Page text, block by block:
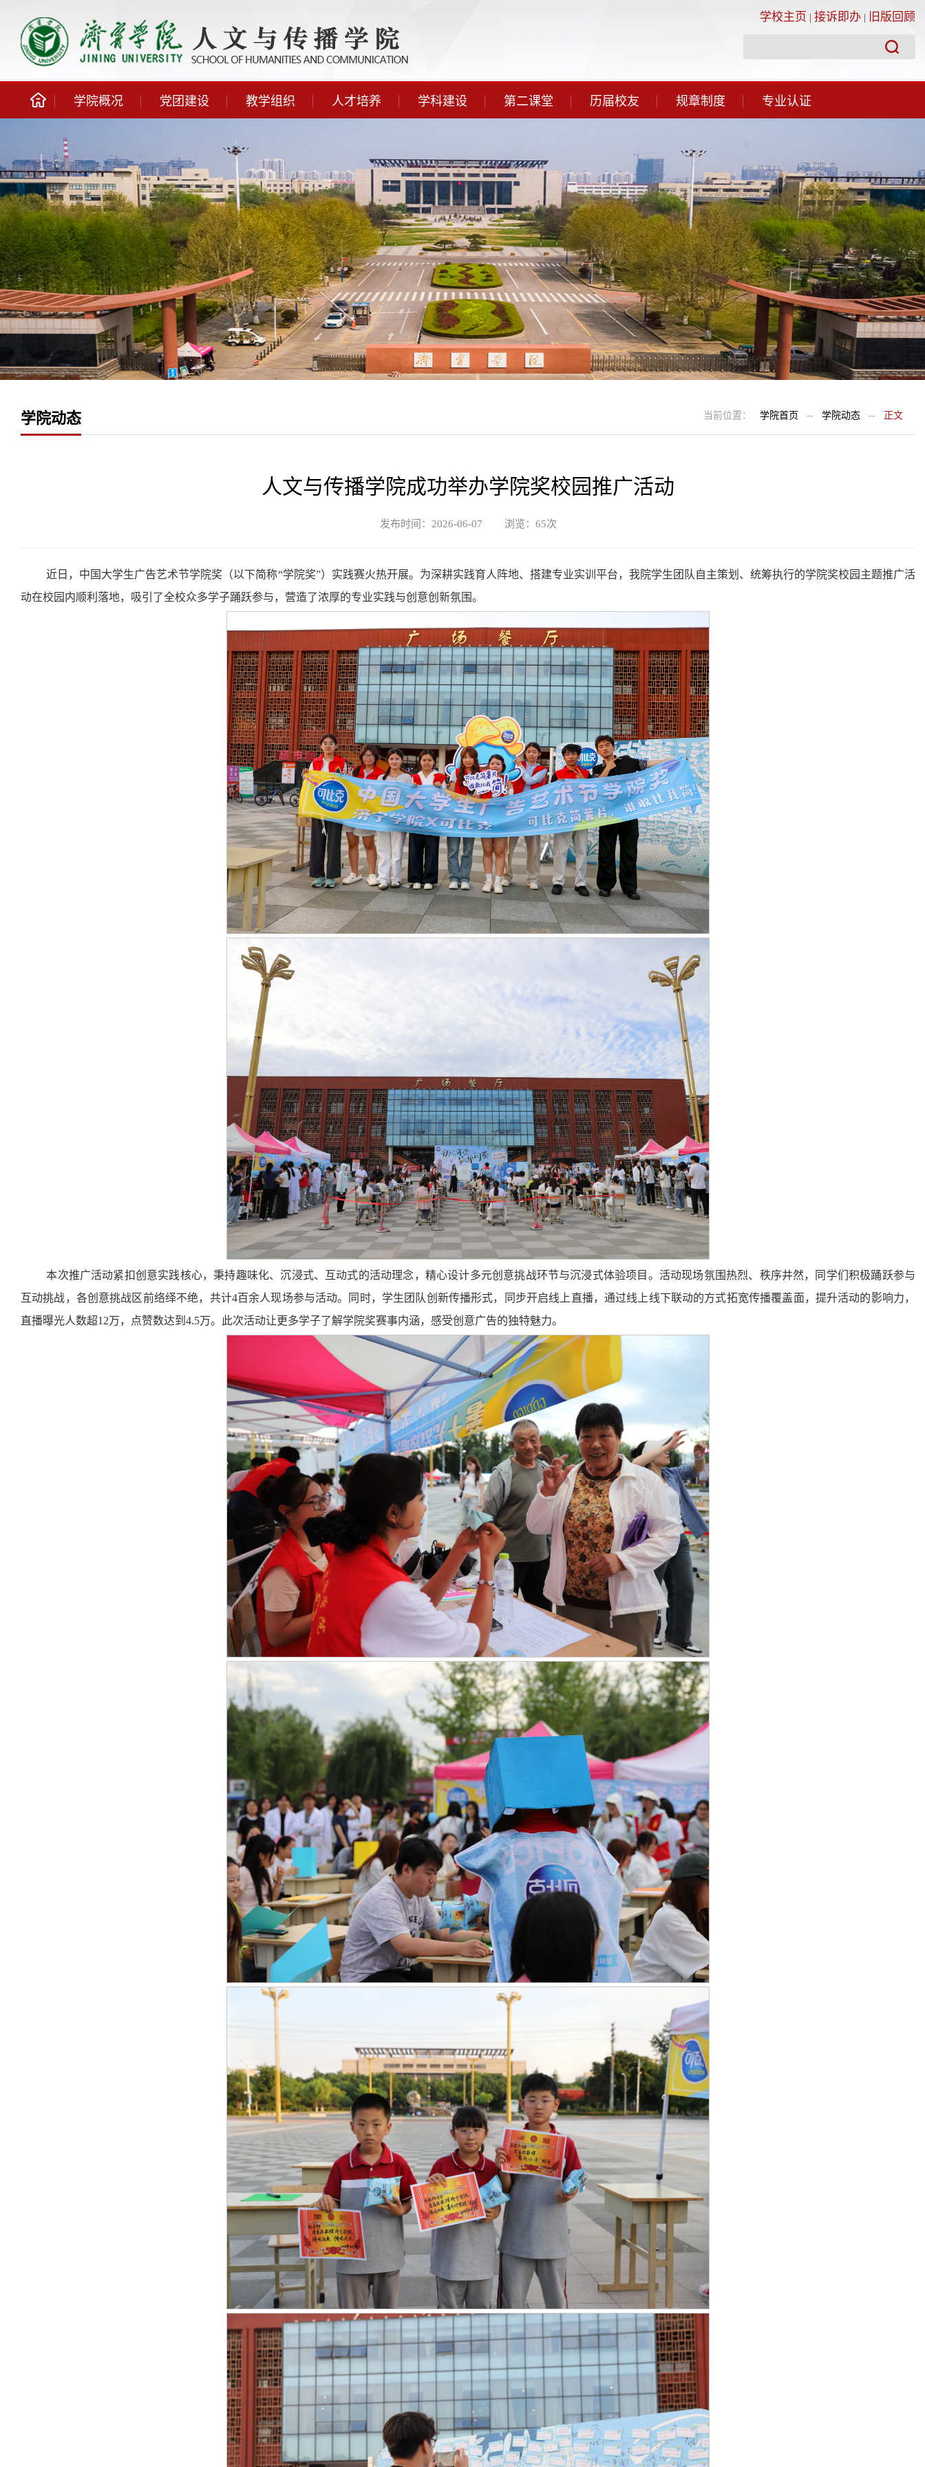
学校主页 接诉即办 旧版回顾
学院概况 党团建设 教学组织 人才培养 学科建设 第二课堂 历届校友 规章制度 专业认证
学院动态 当前位置： 学院首页 -- 学院动态 -- 正文
人文与传播学院成功举办学院奖校园推广活动
发布时间：2026-06-07 浏览： 65次
近日，中国大学生广告艺术节学院奖（以下简称“学院奖”）实践赛火热开展。为深耕实践育人阵地、搭建专业实训平台，我院学生团队自主策划、统筹执行的学院奖校园主题推广活
动在校园内顺利落地，吸引了全校众多学子踊跃参与，营造了浓厚的专业实践与创意创新氛围。
本次推广活动紧扣创意实践核心，秉持趣味化、沉浸式、互动式的活动理念，精心设计多元创意挑战环节与沉浸式体验项目。活动现场氛围热烈、秩序井然，同学们积极踊跃参与
互动挑战，各创意挑战区前络绎不绝，共计4百余人现场参与活动。同时，学生团队创新传播形式，同步开启线上直播，通过线上线下联动的方式拓宽传播覆盖面，提升活动的影响力，
直播曝光人数超12万，点赞数达到4.5万。此次活动让更多学子了解学院奖赛事内涵，感受创意广告的独特魅力。